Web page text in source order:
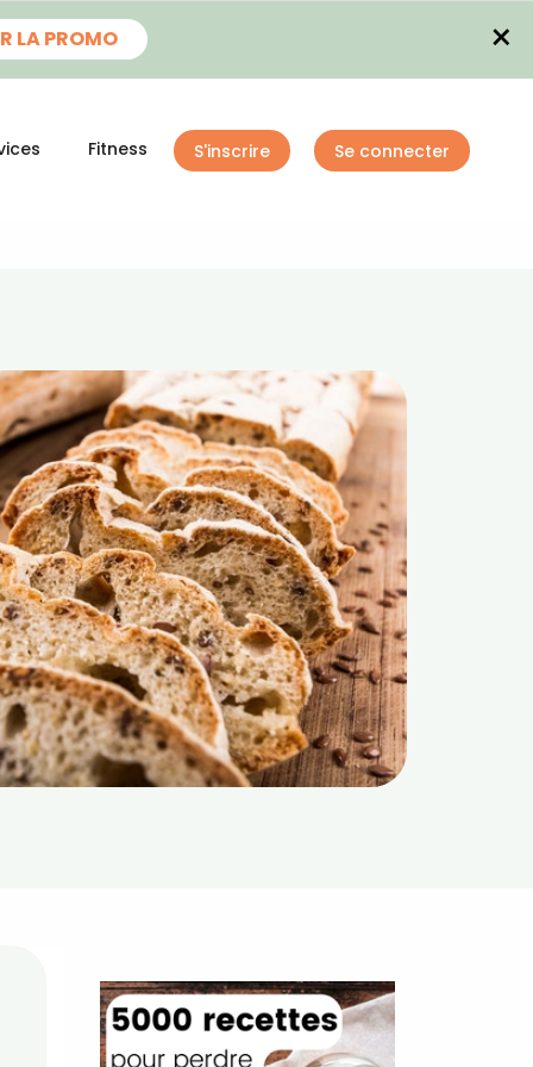
LA PROMO ×
Fitness S'inscrire Se connecter